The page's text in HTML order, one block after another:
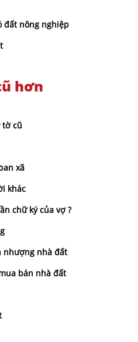
đất nông nghiệp
hơn
tờ cũ
xã
khác
chữ ký của vợ ?
nhượng nhà đất
bán nhà đất